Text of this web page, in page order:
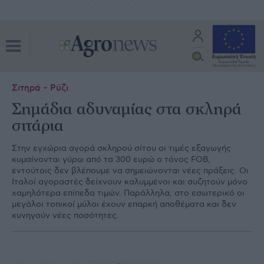
Σιτηρά - Ρύζι
Σηµάδια αδυναµίας στα σκληρά
σιτάρια
Στην εγχώρια αγορά σκληρού σίτου οι τιµές εξαγωγής
κυµαίνονται γύρω από τα 300 ευρώ ο τόνος FOB,
εντούτοις δεν βλέπουµε να σηµειώνονται νέες πράξεις. Οι
Ιταλοί αγοραστές δείχνουν καλυµµένοι και συζητούν µόνο
χαµηλότερα επίπεδα τιµών. Παράλληλα, στο εσωτερικό οι
µεγάλοι τοπικοί µύλοι έχουν επαρκή αποθέµατα και δεν
κυνηγούν νέες ποσότητες.